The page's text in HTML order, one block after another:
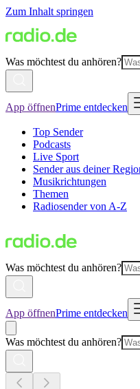
Zum Inhalt springen
Was möchtest du anhören?
App öffnenPrime entdecken
Top Sender
Podcasts
Live Sport
Sender aus deiner
Musikrichtungen
Themen
Radiosender von A-Z
Was möchtest du anhören?
App öffnenPrime entdecken
Was möchtest du anhören?